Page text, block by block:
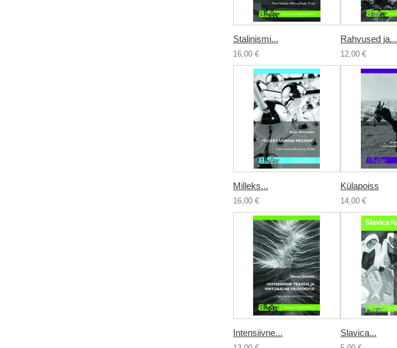
Stalinismi...
16,00 €
Rahvused ja...
12,00 €
Milleks...
16,00 €
Külapoiss
14,00 €
Intensiivne... Slavica...